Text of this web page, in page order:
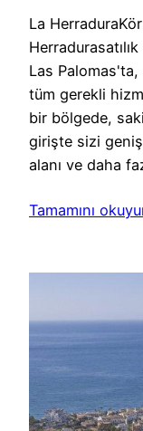
La
Las
tüm gerekli
bir bölgede,
girişte sizi
alanı ve daha
Tamamını